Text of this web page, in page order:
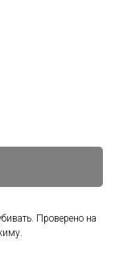
Проверено на